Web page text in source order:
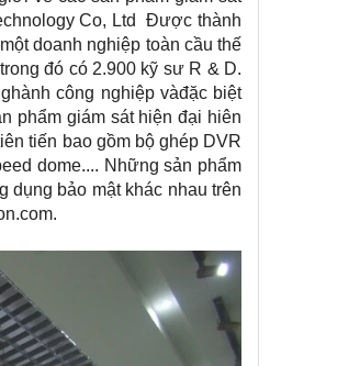
Co, Ltd Được thành
doanh nghiệp toàn cầu thế
đó có 2.900 kỹ sư R & D.
công nghiệp vàđặc biệt
phẩm giám sát hiện đại hiên
tiến bao gồm bộ ghép DVR
dome.... Những sản phẩm
bảo mật khác nhau trên